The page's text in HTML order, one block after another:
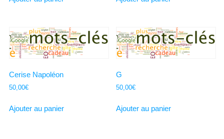
Cerise Napoléon
50,00€
Ajouter au panier
G
50,00€
Ajouter au panier